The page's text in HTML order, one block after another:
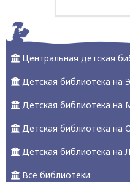
Центральная детская
Детская библиотека на
Детская библиотека на
Детская библиотека на
Детская библиотека на
Все библиотеки